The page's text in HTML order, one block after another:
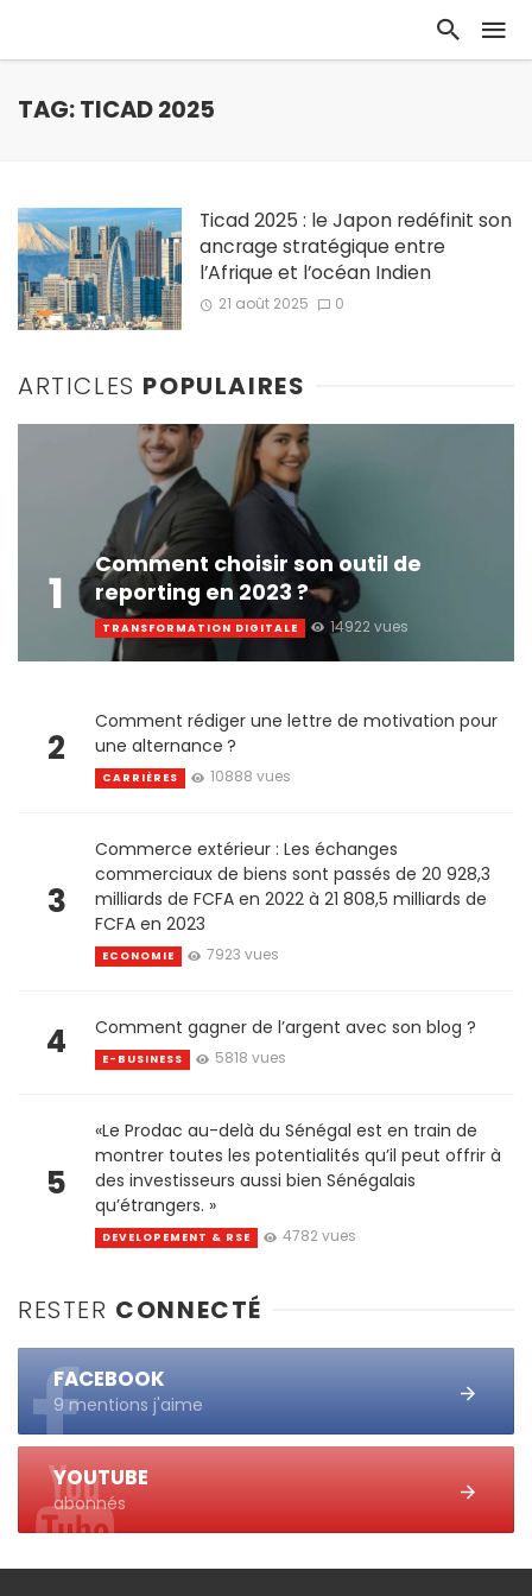
TAG: TICAD 2025
Ticad 2025 : le Japon redéfinit son
ancrage stratégique entre
l’Afrique et l’océan Indien
21 août 2025 0
ARTICLES POPULAIRES
1
Comment choisir son outil de
reporting en 2023 ?
TRANSFORMATION DIGITALE 14922 vues
2
Comment rédiger une lettre de motivation pour
une alternance ?
CARRIÈRES 10888 vues
3
Commerce extérieur : Les échanges
commerciaux de biens sont passés de 20 928,3
milliards de FCFA en 2022 à 21 808,5 milliards de
FCFA en 2023
ECONOMIE 7923 vues
4 Comment gagner de l’argent avec son blog ?
E-BUSINESS 5818 vues
5
«Le Prodac au-delà du Sénégal est en train de
montrer toutes les potentialités qu’il peut offrir à
des investisseurs aussi bien Sénégalais
qu’étrangers. »
DEVELOPEMENT & RSE 4782 vues
RESTER CONNECTÉ
FACEBOOK
9 mentions j'aime
YOUTUBE
abonnés